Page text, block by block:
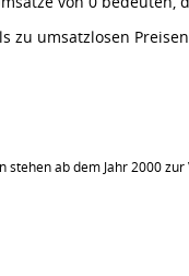
zu umsatzlosen Preisen
stehen ab dem Jahr 2000